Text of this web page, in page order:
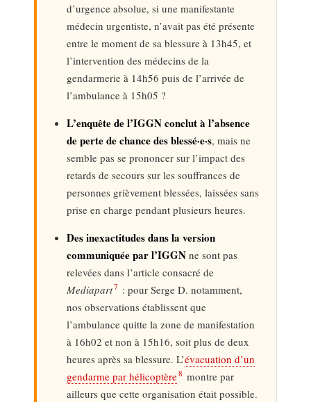
d’urgence absolue, si une manifestante
médecin urgentiste, n’avait pas été présente
entre le moment de sa blessure à 13h45, et
l’intervention des médecins de la
gendarmerie à 14h56 puis de l’arrivée de
l’ambulance à 15h05 ?
L’enquête de l’IGGN conclut à l’absence
de perte de chance des blessé·e·s, mais ne
semble pas se prononcer sur l’impact des
retards de secours sur les souffrances de
personnes grièvement blessées, laissées sans
prise en charge pendant plusieurs heures.
Des inexactitudes dans la version
communiquée par l’IGGNne sont pas
relevées dans l’article consacré de
Mediapart7 : pour Serge D. notamment,
nos observations établissent que
l’ambulance quitte la zone de manifestation
à 16h02 et non à 15h16, soit plus de deux
heures après sa blessure. L’évacuation d’un
gendarme par hélicoptère8 montre par
ailleurs que cette organisation était possible.